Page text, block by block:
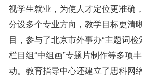
视学生就业，为使人才定位更准确
分设多个专业方向，教学目标更清
目，参与了北京市外事办“主题词检
栏目组“中组画”专题片制作等多项
动。教育指导中心还建立了思科网